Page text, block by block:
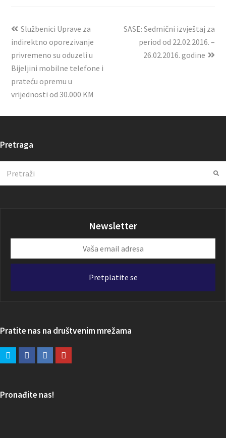
Službenici Uprave za
indirektno oporezivanje
privremeno su oduzeli u
Bijeljini mobilne telefone i
prateću opremu u
vrijednosti od 30.000 KM
SASE: Sedmični izvještaj za
period od 22.02.2016. –
26.02.2016. godine
Pretraga
Newsletter
email
Pretplatite se
Pratite nas na društvenim mrežama
Pronađite nas!